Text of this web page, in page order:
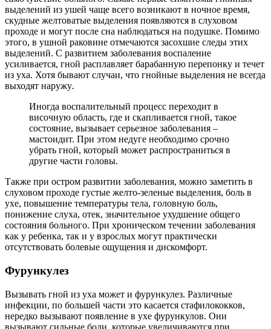
выделений из ушей чаще всего возникают в ночное время,
скудные желтоватые выделения появляются в слуховом
проходе и могут после сна наблюдаться на подушке. Помимо
этого, в ушной раковине отмечаются засохшие следы этих
выделений. С развитием заболевания воспаление
усиливается, гной расплавляет барабанную перепонку и течет
из уха. Хотя бывают случаи, что гнойные выделения не всегда
выходят наружу.
Иногда воспалительный процесс переходит в
височную область, где и скапливается гной, такое
состояние, вызывает серьезное заболевания –
мастоидит. При этом недуге необходимо срочно
убрать гной, который может распространиться в
другие части головы.
Также при остром развитии заболевания, можно заметить в
слуховом проходе густые желто-зеленые выделения, боль в
ухе, повышение температуры тела, головную боль,
понижение слуха, отек, значительное ухудшение общего
состояния больного. При хроническом течении заболевания
как у ребенка, так и у взрослых могут практически
отсутствовать болевые ощущения и дискомфорт.
Фурункулез
Вызывать гной из уха может и фурункулез. Различные
инфекции, по большей части это касается стафилококков,
нередко вызывают появление в ухе фурункулов. Они
вызывают сильные боли, которые увеличиваются при